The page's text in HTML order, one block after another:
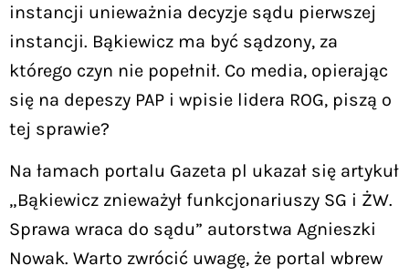
instancji unieważnia decyzje sądu pierwszej
instancji. Bąkiewicz ma być sądzony, za
którego czyn nie popełnił. Co media, opierając
się na depeszy PAP i wpisie lidera ROG, piszą o
tej sprawie?
Na łamach portalu Gazeta pl ukazał się artykuł
„Bąkiewicz znieważył funkcjonariuszy SG i ŻW.
Sprawa wraca do sądu” autorstwa Agnieszki
Nowak. Warto zwrócić uwagę, że portal wbrew